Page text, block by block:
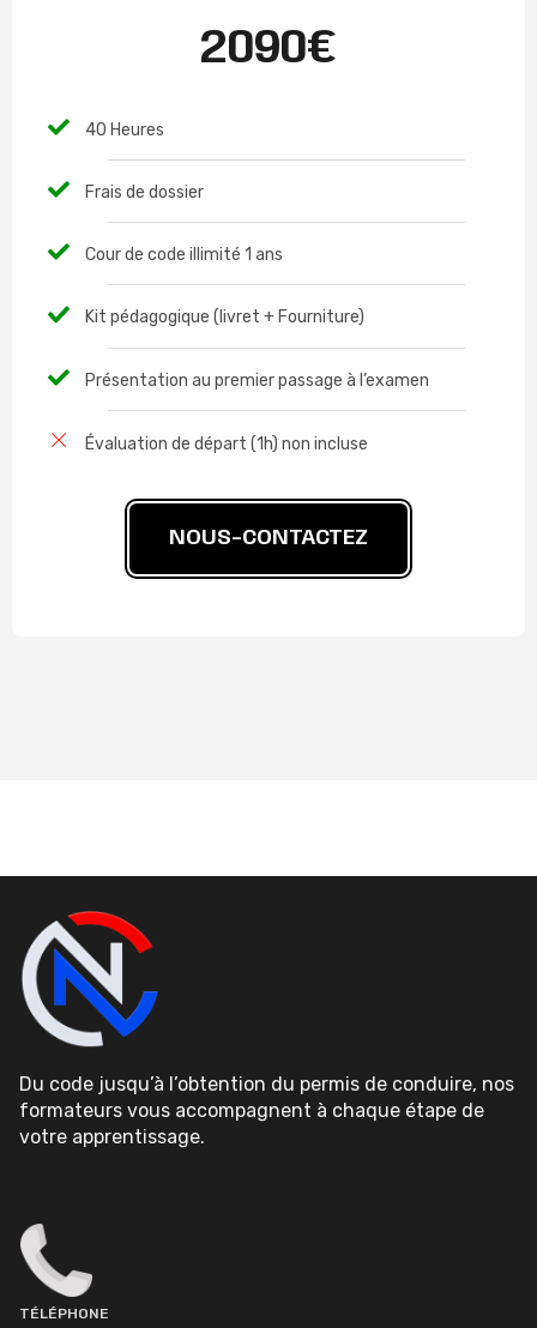
2090€
40 Heures
Frais de dossier
Cour de code illimité 1 ans
Kit pédagogique (livret + Fourniture)
Présentation au premier passage à l’examen
Évaluation de départ (1h) non incluse
NOUS-CONTACTEZ
Du code jusqu’à l’obtention du permis de conduire, nos
formateurs vous accompagnent à chaque étape de
votre apprentissage.
TÉLÉPHONE